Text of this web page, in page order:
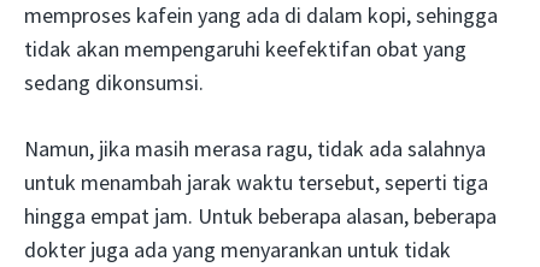
memproses kafein yang ada di dalam kopi, sehingga
tidak akan mempengaruhi keefektifan obat yang
sedang dikonsumsi.
Namun, jika masih merasa ragu, tidak ada salahnya
untuk menambah jarak waktu tersebut, seperti tiga
hingga empat jam. Untuk beberapa alasan, beberapa
dokter juga ada yang menyarankan untuk tidak